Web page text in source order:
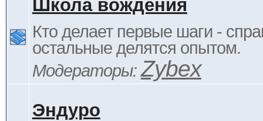
Школа вождения
Кто делает первые шаги -
остальные делятся опытом.
Модераторы:Zybex
Эндуро